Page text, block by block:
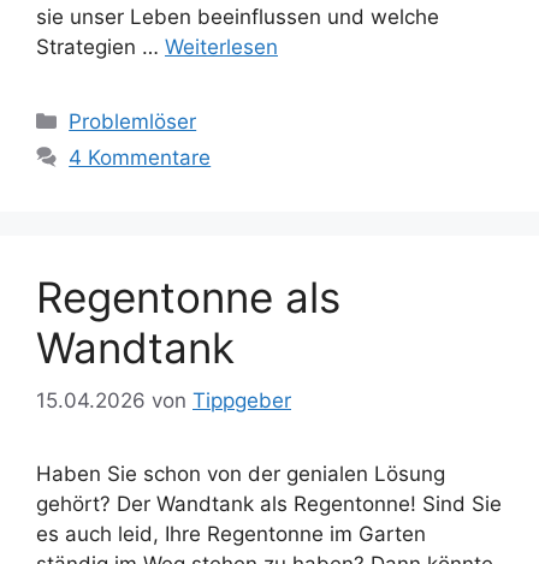
sie unser Leben beeinflussen und welche
Strategien … Weiterlesen
Kategorien
Problemlöser
4 Kommentare
Regentonne als
Wandtank
15.04.2026 von Tippgeber
Haben Sie schon von der genialen Lösung
gehört? Der Wandtank als Regentonne! Sind Sie
es auch leid, Ihre Regentonne im Garten